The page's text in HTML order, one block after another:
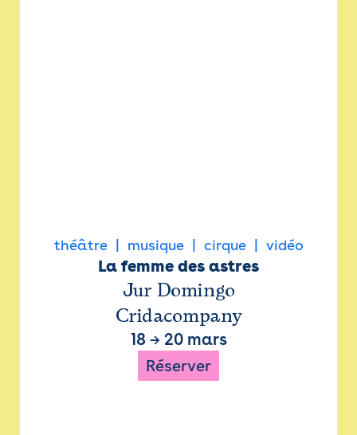
théâtre musique cirque vidéo
La femme des astres
Jur Domingo
Cridacompany
18 → 20 mars
Réserver